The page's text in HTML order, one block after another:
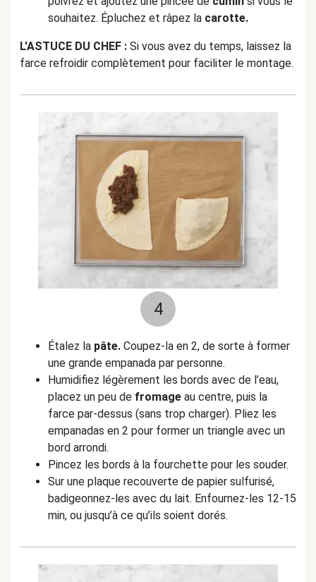
souhaitez. Épluchez et râpez la carotte.
L'ASTUCE DU CHEF : Si vous avez du temps, laissez la
farce refroidir complètement pour faciliter le montage.
4
Étalez la pâte. Coupez-la en 2, de sorte à former
une grande empanada par personne.
Humidifiez légèrement les bords avec de l’eau,
placez un peu de fromage au centre, puis la
farce par-dessus (sans trop charger). Pliez les
empanadas en 2 pour former un triangle avec un
bord arrondi.
Pincez les bords à la fourchette pour les souder.
Sur une plaque recouverte de papier sulfurisé,
badigeonnez-les avec du lait. Enfournez-les 12-15
min, ou jusqu’à ce qu’ils soient dorés.